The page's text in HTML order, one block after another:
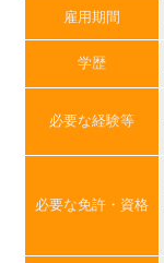
雇用期間
学歴
必要な経験等
必要な免許・資格